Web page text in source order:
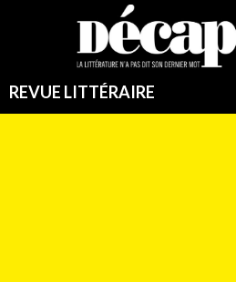
REVUE LITTÉRAIRE